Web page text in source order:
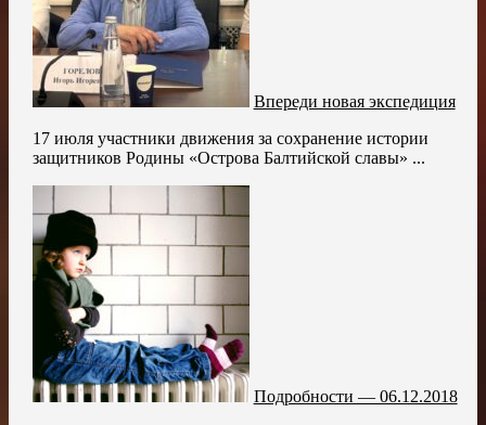
Впереди новая экспедиция
17 июля участники движения за сохранение истории
защитников Родины «Острова Балтийской славы» ...
Подробности — 06.12.2018